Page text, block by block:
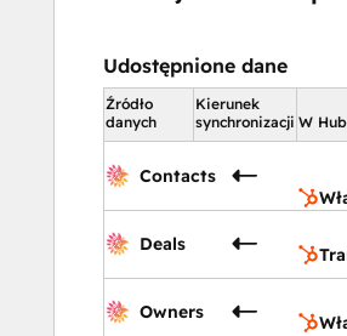
Udostępnione dane
Źródło
danych
Kierunek
synchronizacji W
Contacts
Deals
Owners